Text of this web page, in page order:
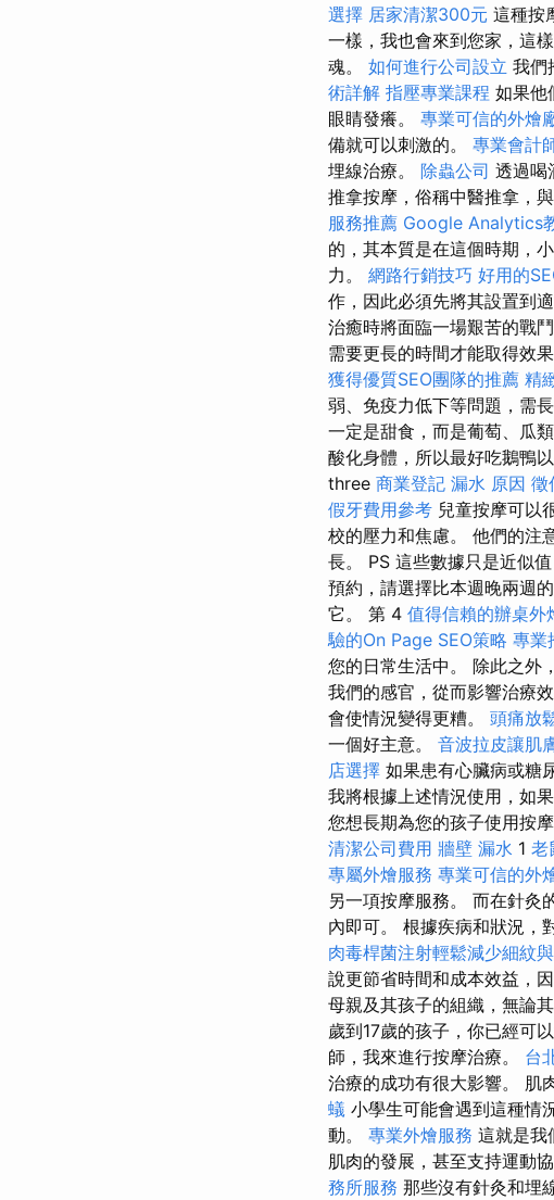
選擇 居家清潔300元 這種按
一樣，我也會來到您家，這
魂。 如何進行公司設立 我們
術詳解 指壓專業課程 如果他
眼睛發癢。 專業可信的外燴
備就可以刺激的。 專業會計
埋線治療。 除蟲公司 透過喝
推拿按摩，俗稱中醫推拿，
服務推薦 Google Analytics
的，其本質是在這個時期，
力。 網路行銷技巧 好用的
作，因此必須先將其設置到
治癒時將面臨一場艱苦的戰
需要更長的時間才能取得效
獲得優質SEO團隊的推薦 精
弱、免疫力低下等問題，需
一定是甜食，而是葡萄、瓜
酸化身體，所以最好吃鵝鴨
three 商業登記 漏水 原因 徵
假牙費用參考 兒童按摩可以
校的壓力和焦慮。 他們的注
長。 PS 這些數據只是近似
預約，請選擇比本週晚兩週
它。 第 4 值得信賴的辦桌外
驗的On Page SEO策略 專業
您的日常生活中。 除此之外
我們的感官，從而影響治療效
會使情況變得更糟。 頭痛放
一個好主意。 音波拉皮讓肌
店選擇 如果患有心臟病或糖
我將根據上述情況使用，如
您想長期為您的孩子使用按
清潔公司費用 牆壁 漏水 1 老
專屬外燴服務 專業可信的外
另一項按摩服務。 而在針灸
內即可。 根據疾病和狀況，
肉毒桿菌注射輕鬆減少細紋
說更節省時間和成本效益，
母親及其孩子的組織，無論
歲到17歲的孩子，你已經可
師，我來進行按摩治療。 台
治療的成功有很大影響。 肌
蟻 小學生可能會遇到這種情
動。 專業外燴服務 這就是我
肌肉的發展，甚至支持運動協
務所服務 那些沒有針灸和埋